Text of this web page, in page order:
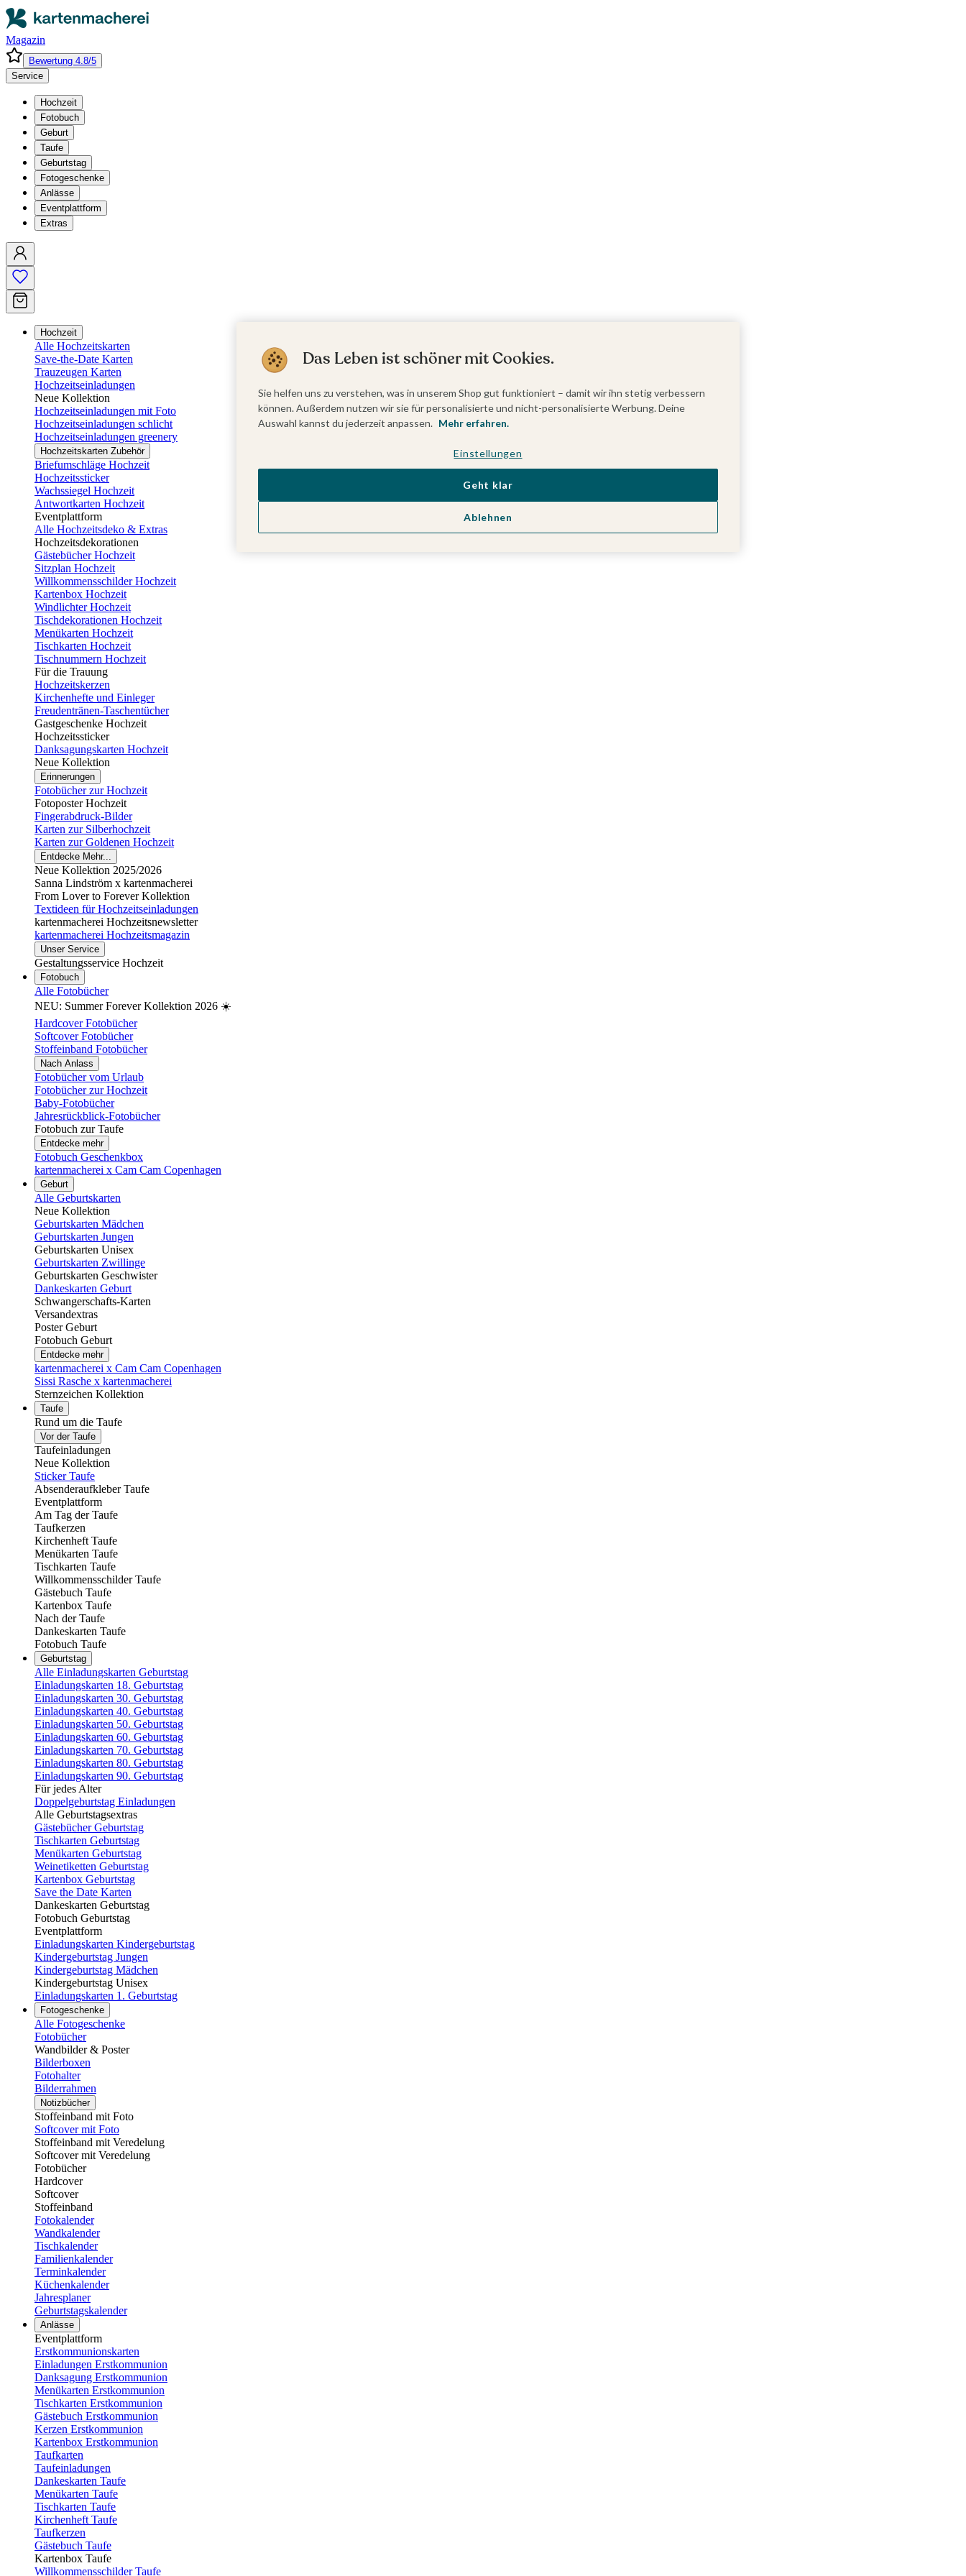
Magazin
Bewertung 4.8/5
Service
Hochzeit
Fotobuch
Geburt
Taufe
Geburtstag
Fotogeschenke
Anlässe
Eventplattform
Extras
Hochzeit
Alle Hochzeitskarten
Save-the-Date Karten
Trauzeugen Karten
Hochzeitseinladungen
Neue Kollektion
Hochzeitseinladungen mit Foto
Hochzeitseinladungen schlicht
Hochzeitseinladungen greenery
Hochzeitskarten Zubehör
Briefumschläge Hochzeit
Hochzeitssticker
Wachssiegel Hochzeit
Antwortkarten Hochzeit
Eventplattform
Alle Hochzeitsdeko & Extras
Hochzeitsdekorationen
Gästebücher Hochzeit
Sitzplan Hochzeit
Willkommensschilder Hochzeit
Kartenbox Hochzeit
Windlichter Hochzeit
Tischdekorationen Hochzeit
Menükarten Hochzeit
Tischkarten Hochzeit
Tischnummern Hochzeit
Für die Trauung
Hochzeitskerzen
Kirchenhefte und Einleger
Freudentränen-Taschentücher
Gastgeschenke Hochzeit
Hochzeitssticker
Danksagungskarten Hochzeit
Neue Kollektion
Erinnerungen
Fotobücher zur Hochzeit
Fotoposter Hochzeit
Fingerabdruck-Bilder
Karten zur Silberhochzeit
Karten zur Goldenen Hochzeit
Entdecke Mehr...
Neue Kollektion 2025/2026
Sanna Lindström x kartenmacherei
From Lover to Forever Kollektion
Textideen für Hochzeitseinladungen
kartenmacherei Hochzeitsnewsletter
kartenmacherei Hochzeitsmagazin
Unser Service
Gestaltungsservice Hochzeit
Fotobuch
Alle Fotobücher
NEU: Summer Forever Kollektion 2026 ☀️
Hardcover Fotobücher
Softcover Fotobücher
Stoffeinband Fotobücher
Nach Anlass
Fotobücher vom Urlaub
Fotobücher zur Hochzeit
Baby-Fotobücher
Jahresrückblick-Fotobücher
Fotobuch zur Taufe
Entdecke mehr
Fotobuch Geschenkbox
kartenmacherei x Cam Cam Copenhagen
Geburt
Alle Geburtskarten
Neue Kollektion
Geburtskarten Mädchen
Geburtskarten Jungen
Geburtskarten Unisex
Geburtskarten Zwillinge
Geburtskarten Geschwister
Dankeskarten Geburt
Schwangerschafts-Karten
Versandextras
Poster Geburt
Fotobuch Geburt
Entdecke mehr
kartenmacherei x Cam Cam Copenhagen
Sissi Rasche x kartenmacherei
Sternzeichen Kollektion
Taufe
Rund um die Taufe
Vor der Taufe
Taufeinladungen
Neue Kollektion
Sticker Taufe
Absenderaufkleber Taufe
Eventplattform
Am Tag der Taufe
Taufkerzen
Kirchenheft Taufe
Menükarten Taufe
Tischkarten Taufe
Willkommensschilder Taufe
Gästebuch Taufe
Kartenbox Taufe
Nach der Taufe
Dankeskarten Taufe
Fotobuch Taufe
Geburtstag
Alle Einladungskarten Geburtstag
Einladungskarten 18. Geburtstag
Einladungskarten 30. Geburtstag
Einladungskarten 40. Geburtstag
Einladungskarten 50. Geburtstag
Einladungskarten 60. Geburtstag
Einladungskarten 70. Geburtstag
Einladungskarten 80. Geburtstag
Einladungskarten 90. Geburtstag
Für jedes Alter
Doppelgeburtstag Einladungen
Alle Geburtstagsextras
Gästebücher Geburtstag
Tischkarten Geburtstag
Menükarten Geburtstag
Weinetiketten Geburtstag
Kartenbox Geburtstag
Save the Date Karten
Dankeskarten Geburtstag
Fotobuch Geburtstag
Eventplattform
Einladungskarten Kindergeburtstag
Kindergeburtstag Jungen
Kindergeburtstag Mädchen
Kindergeburtstag Unisex
Einladungskarten 1. Geburtstag
Fotogeschenke
Alle Fotogeschenke
Fotobücher
Wandbilder & Poster
Bilderboxen
Fotohalter
Bilderrahmen
Notizbücher
Stoffeinband mit Foto
Softcover mit Foto
Stoffeinband mit Veredelung
Softcover mit Veredelung
Fotobücher
Hardcover
Softcover
Stoffeinband
Fotokalender
Wandkalender
Tischkalender
Familienkalender
Terminkalender
Küchenkalender
Jahresplaner
Geburtstagskalender
Anlässe
Eventplattform
Erstkommunionskarten
Einladungen Erstkommunion
Danksagung Erstkommunion
Menükarten Erstkommunion
Tischkarten Erstkommunion
Gästebuch Erstkommunion
Kerzen Erstkommunion
Kartenbox Erstkommunion
Taufkarten
Taufeinladungen
Dankeskarten Taufe
Menükarten Taufe
Tischkarten Taufe
Kirchenheft Taufe
Taufkerzen
Gästebuch Taufe
Kartenbox Taufe
Willkommensschilder Taufe
Das Leben ist schöner mit Cookies.
Sie helfen uns zu verstehen, was in unserem Shop gut funktioniert – damit wir ihn stetig verbessern
können. Außerdem nutzen wir sie für personalisierte und nicht-personalisierte Werbung. Deine
Auswahl kannst du jederzeit anpassen. Mehr erfahren.
Einstellungen
Ablehnen
Geht klar